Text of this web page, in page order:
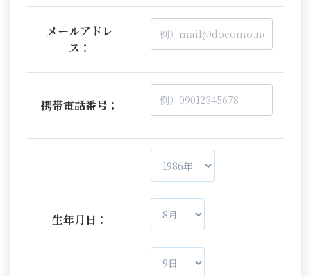
メールアドレ
ス：
携帯電話番号：
生年月日：